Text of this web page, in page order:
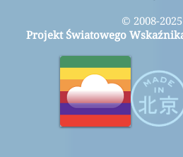
© 2008-2025
Projekt Światowego